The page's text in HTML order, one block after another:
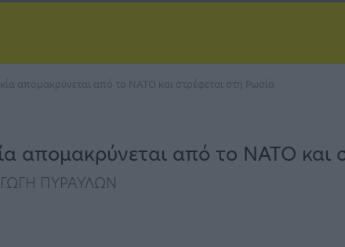
απομακρύνεται από το ΝΑΤΟ και στρέφεται στη Ρωσία
απομακρύνεται από το ΝΑΤΟ και
ΠΥΡΑΥΛΩΝ